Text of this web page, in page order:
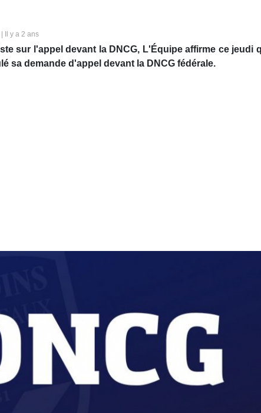
Il y a 2 ans
sur l'appel devant la DNCG, L'Équipe affirme ce jeudi
sa demande d'appel devant la DNCG fédérale.